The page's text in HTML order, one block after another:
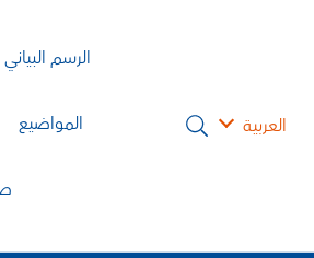
العربية
الرسم
المواضيع